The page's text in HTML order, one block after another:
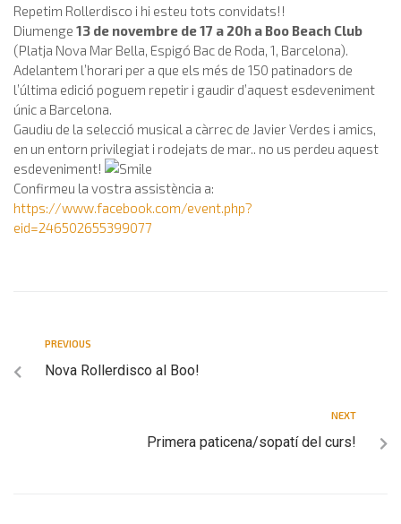
Repetim Rollerdisco i hi esteu tots convidats!!
Diumenge 13 de novembre de 17 a 20h a Boo Beach Club
(Platja Nova Mar Bella, Espigó Bac de Roda, 1, Barcelona).
Adelantem l’horari per a que els més de 150 patinadors de
l’última edició poguem repetir i gaudir d’aquest esdeveniment
únic a Barcelona.
Gaudiu de la selecció musical a càrrec de Javier Verdes i amics,
en un entorn privilegiat i rodejats de mar.. no us perdeu aquest
esdeveniment!
Confirmeu la vostra assistència a:
https://www.facebook.com/event.php?
eid=246502655399077
PREVIOUS
Nova Rollerdisco al Boo!
NEXT
Primera paticena/sopatí del curs!